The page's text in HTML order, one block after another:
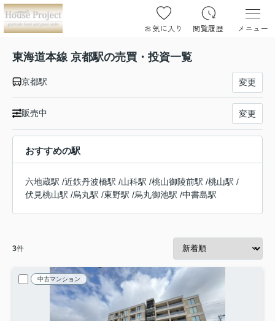
お気に入り 閲覧履歴 メニュー
東海道本線 京都駅の売買・投資一覧
京都駅 変更
販売中 変更
おすすめの駅
六地蔵駅 /近鉄丹波橋駅 /山科駅 /桃山御陵前駅 /桃山駅 /
伏見桃山駅 /烏丸駅 /東野駅 /烏丸御池駅 /中書島駅
3件
中古マンション